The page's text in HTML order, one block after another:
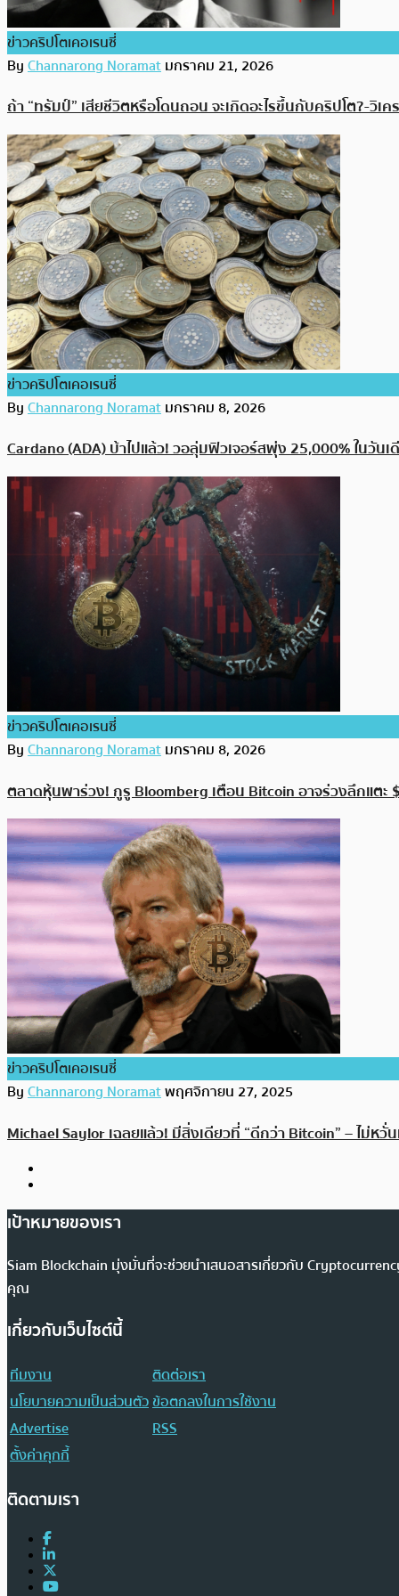
ข่าวคริปโตเคอเรนซี่
ByChannarong Noramatมกราคม 21, 2026
ถ้า “ทรัมป์” เสียชีวิตหรือโดนถอน จะเกิดอะไรขึ้นกับคริปโต?-วิเ
ข่าวคริปโตเคอเรนซี่
ByChannarong Noramatมกราคม 8, 2026
Cardano (ADA) บ้าไปแล้ว! วอลุ่มฟิวเจอร์สพุ่ง 25,000% ในวันเ
ข่าวคริปโตเคอเรนซี่
ByChannarong Noramatมกราคม 8, 2026
ตลาดหุ้นพาร่วง! กูรู Bloomberg เตือน Bitcoin อาจร่วงลึกแต
ข่าวคริปโตเคอเรนซี่
ByChannarong Noramatพฤศจิกายน 27, 2025
Michael Saylor เฉลยแล้ว! มีสิ่งเดียวที่ “ดีกว่า Bitcoin” – ไม่
เป้าหมายของเรา
Siam Blockchain มุ่งมั่นที่จะช่วยนำเสนอสารเกี่ยวกับ
คุณ
เกี่ยวกับเว็บไซต์นี้
ทีมงาน
ติดต่อเรา
นโยบายความเป็นส่วนตัวข้อตกลงในการใช้งาน
Advertise
RSS
ตั้งค่าคุกกี้
ติดตามเรา